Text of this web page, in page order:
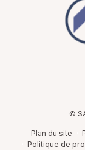
©
Plan du site
Politique de